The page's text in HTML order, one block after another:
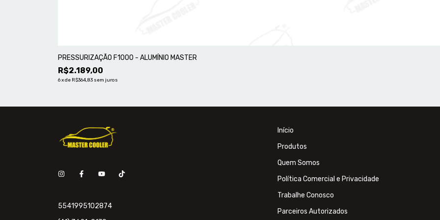
PRESSURIZAÇÃO F1000 - ALUMÍNIO MASTER
R$2.189,00
6xde R$364,83 sem juros
5541995102874
Início
Produtos
Quem Somos
Política Comercial e Privacidade
Trabalhe Conosco
Parceiros Autorizados